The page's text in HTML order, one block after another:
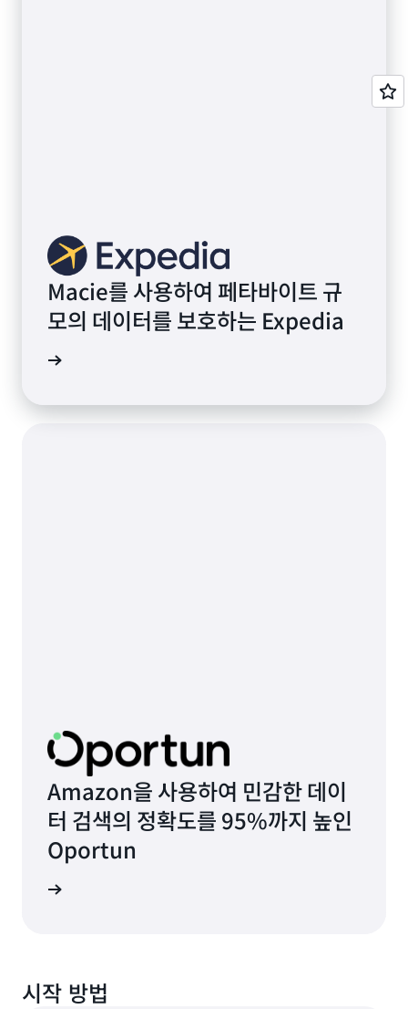
Macie를 사용하여 페타바이트 규
모의 데이터를 보호하는 Expedia
Amazon을 사용하여 민감한 데이
터 검색의 정확도를 95%까지 높인
Oportun
시작 방법